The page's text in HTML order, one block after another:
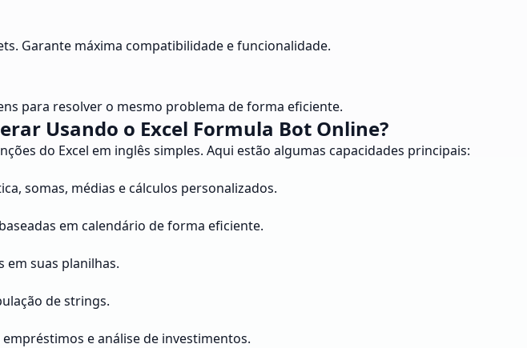
Garante máxima compatibilidade e funcionalidade.
para resolver o mesmo problema de forma eficiente.
Usando o Excel Formula Bot Online?
do Excel em inglês simples. Aqui estão algumas capacidades principais:
somas, médias e cálculos personalizados.
em calendário de forma eficiente.
em suas planilhas.
de strings.
e análise de investimentos.